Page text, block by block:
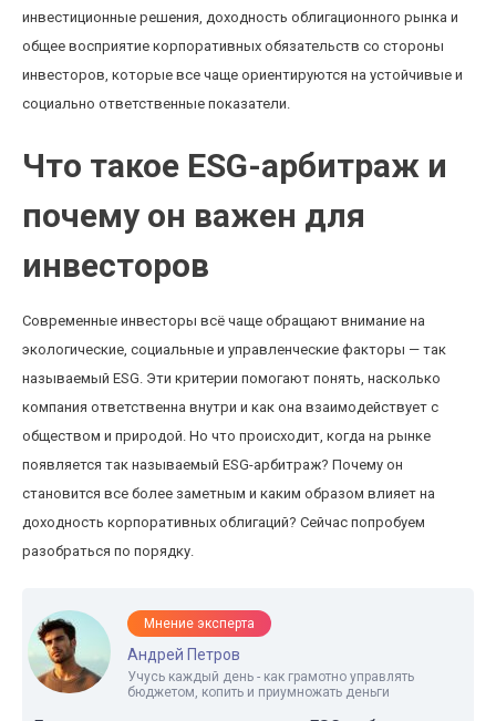
инвестиционные решения, доходность облигационного рынка и
общее восприятие корпоративных обязательств со стороны
инвесторов, которые все чаще ориентируются на устойчивые и
социально ответственные показатели.
Что такое ESG-арбитраж и
почему он важен для
инвесторов
Современные инвесторы всё чаще обращают внимание на
экологические, социальные и управленческие факторы — так
называемый ESG. Эти критерии помогают понять, насколько
компания ответственна внутри и как она взаимодействует с
обществом и природой. Но что происходит, когда на рынке
появляется так называемый ESG-арбитраж? Почему он
становится все более заметным и каким образом влияет на
доходность корпоративных облигаций? Сейчас попробуем
разобраться по порядку.
Мнение эксперта
Андрей Петров
Учусь каждый день - как грамотно управлять
бюджетом, копить и приумножать деньги